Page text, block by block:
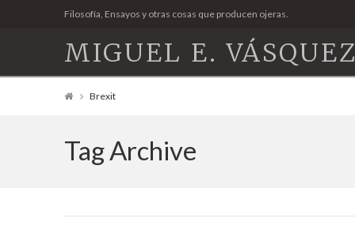
Filosofía, Ensayos y otras cosas que producen ojeras.
MIGUEL E.
Brexit
Tag Archive